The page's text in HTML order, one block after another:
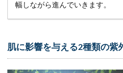
断面
焼
け
止
幅しながら進んでいきます。
肌に影響を与える2種類の紫